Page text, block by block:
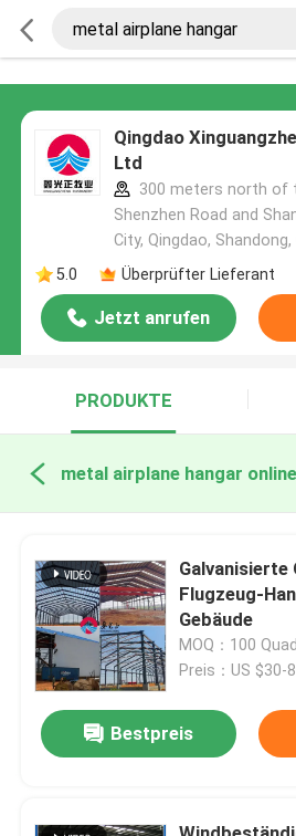
Qingdao
Ltd
300 meters north of
Shenzhen Road and
City, Qingdao, Shandong,
5.0
Überprüfter Lieferant
Jetzt anrufen
PRODUKTE
metal airplane hangar
Galvanisierte
Flugzeug-
Gebäude
MOQ：100
Preis：US
Bestpreis